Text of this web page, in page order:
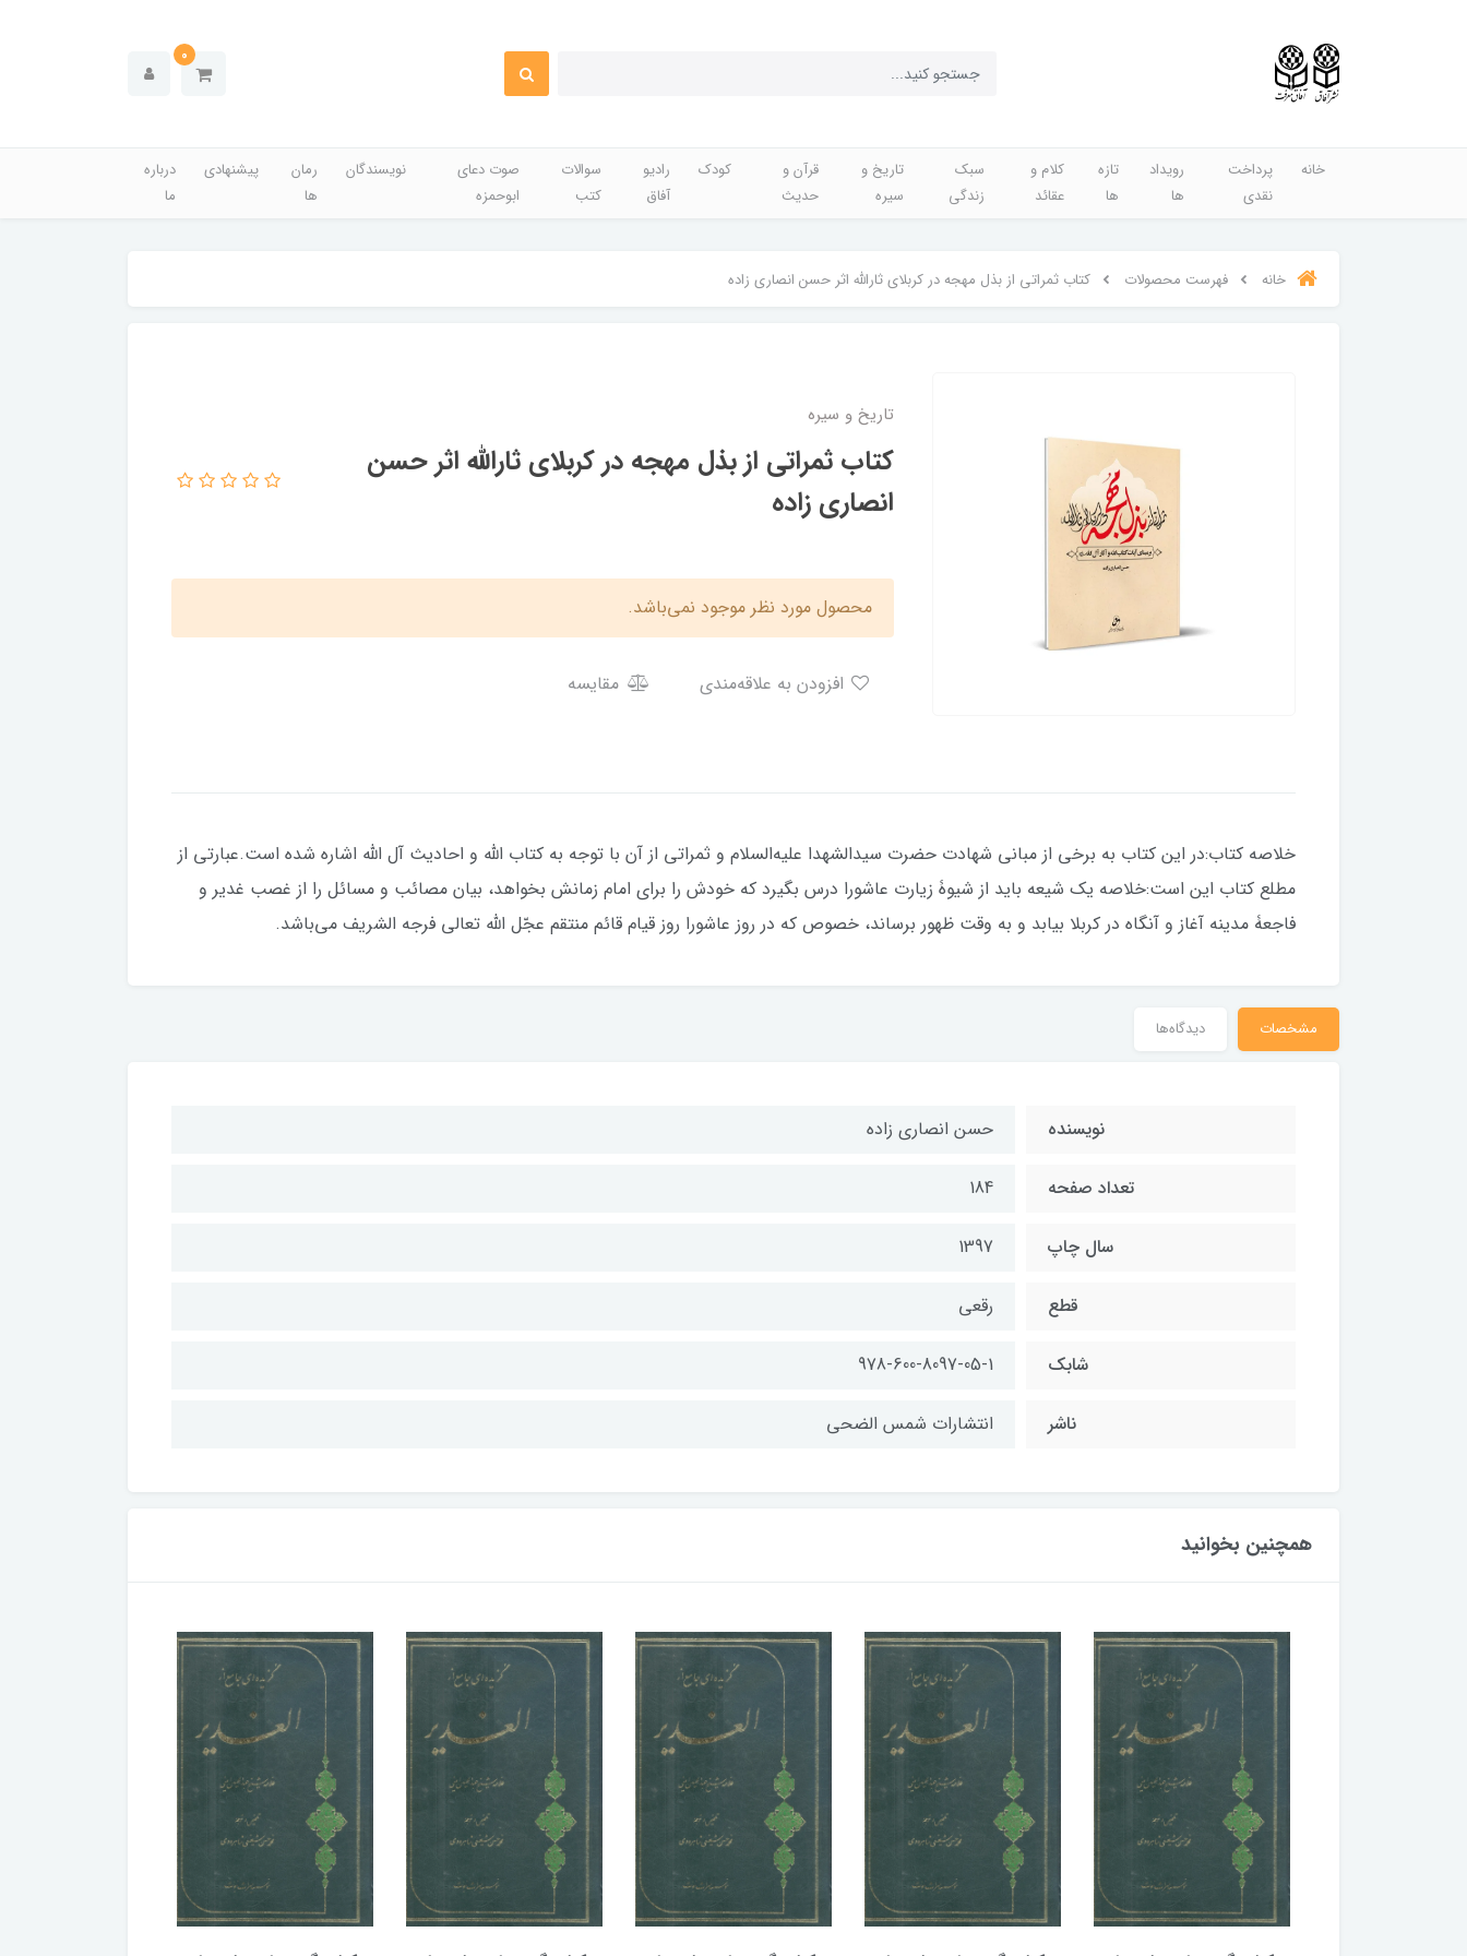
0
خانه
پرداخت
نقدی
رویداد
ها
تازه
ها
کلام و
عقائد
سبک
زندگی
تاریخ و
سیره
قرآن و
حدیث
کودک
رادیو
آفاق
سوالات
کتب
صوت دعای
ابوحمزه
نویسندگان
رمان
ها
پیشنهادی
درباره
ما
خانه فهرست محصولات کتاب ثمراتی از بذل مهجه در کربلای ثارالله اثر حسن انصاری زاده
تاریخ و سیره
کتاب ثمراتی از بذل مهجه در کربلای ثارالله اثر حسن
انصاری زاده
محصول مورد نظر موجود نمی‌باشد.
مقایسه
خلاصه کتاب:در این کتاب به برخی از مبانی شهادت حضرت سیدالشهدا علیه‌السلام و ثمراتی از آن با توجه به کتاب الله و احادیث آل الله اشاره شده است.عبارتی از
مطلع کتاب این است:خلاصه یک شیعه باید از شیوۀ زیارت عاشورا درس بگیرد که خودش را برای امام زمانش بخواهد، بیان مصائب و مسائل را از غصب غدیر و
فاجعۀ مدینه آغاز و آنگاه در کربلا بیابد و به وقت ظهور برساند، خصوص که در روز عاشورا روز قیام قائم منتقم عجّل الله تعالی فرجه الشریف می‌باشد.
مشخصات دیدگاه‌ها
نویسنده حسن انصاری زاده
تعداد صفحه 184
سال چاپ 1397
قطع رقعی
شابك ‫‭978-600-8097-05-1
ناشر انتشارات شمس الضحی
همچنین بخوانید